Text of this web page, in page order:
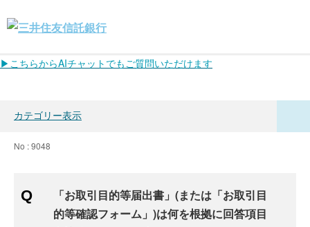
▶こちらからAIチャットでもご質問いただけます
カテゴリー表示
No : 9048
「お取引目的等届出書」(または「お取引目
的等確認フォーム」)は何を根拠に回答項目